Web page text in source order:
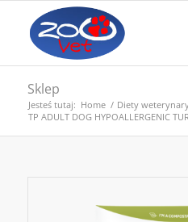
Sklep
Jesteś tutaj: Home / Diety
TP ADULT DOG HYPOALLERGENIC